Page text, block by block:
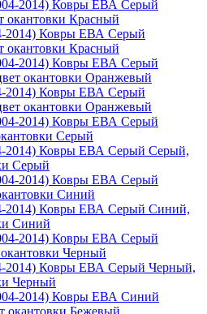
2014) Ковры ЕВА Серый
окантовки Красный
2014) Ковры ЕВА Серый
окантовки Оранжевый
2014) Ковры ЕВА Серый Серый,
Серый
2014) Ковры ЕВА Серый Синий,
Синий
2014) Ковры ЕВА Серый Черный,
Черный